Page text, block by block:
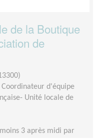
de la Boutique
de
Coordinateur d'équipe
Unité locale de
3 après midi par